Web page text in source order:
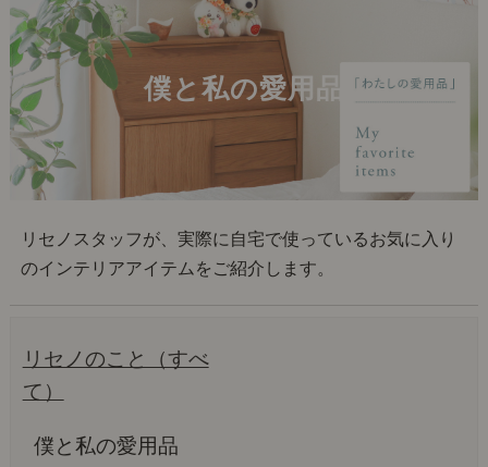
僕と私の愛用品
リセノスタッフが、実際に自宅で使っているお気に入り
のインテリアアイテムをご紹介します。
リセノのこと（すべ
て）
僕と私の愛用品